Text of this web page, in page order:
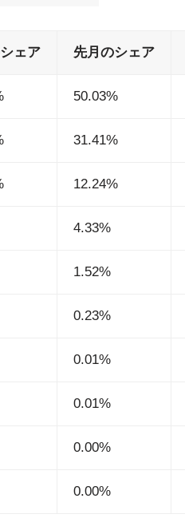
ェア 先月のシェア
50.03%
31.41%
12.24%
4.33%
1.52%
0.23%
0.01%
0.01%
0.00%
0.00%